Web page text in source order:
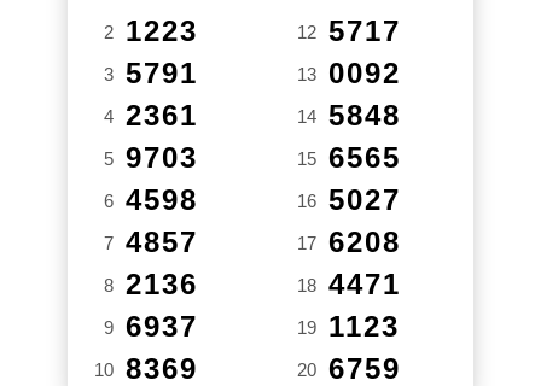
2 1223
3 5791
4 2361
5 9703
6 4598
7 4857
8 2136
9 6937
10 8369
12 5717
13 0092
14 5848
15 6565
16 5027
17 6208
18 4471
19 1123
20 6759